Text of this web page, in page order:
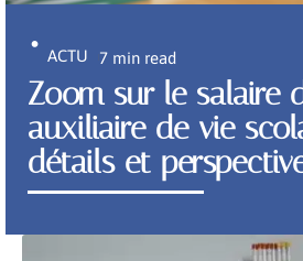
ACTU 7 min read
Zoom sur le salaire
auxiliaire de vie
détails et